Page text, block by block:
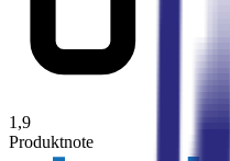
1,9
Produktnote